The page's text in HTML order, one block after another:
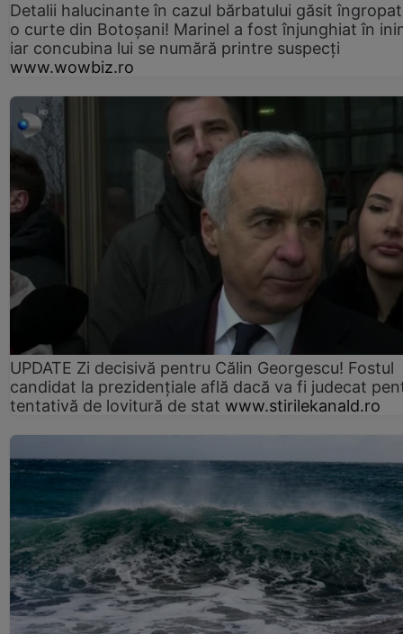
Detalii halucinante în cazul bărbatului găsit
o curte din Botoșani! Marinel a fost înjunghiat în
iar concubina lui se numără printre suspecți
www.wowbiz.ro
UPDATE Zi decisivă pentru Călin Georgescu! Fostul
candidat la prezidențiale află dacă va fi judecat
tentativă de lovitură de stat www.stirilekanald.ro